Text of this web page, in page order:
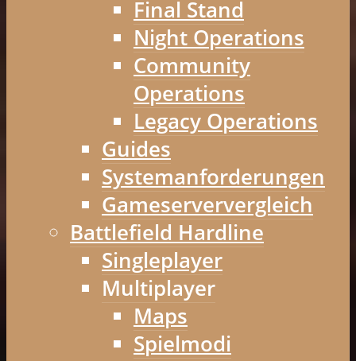
Final Stand
Night Operations
Community
Operations
Legacy Operations
Guides
Systemanforderungen
Gameserververgleich
Battlefield Hardline
Singleplayer
Multiplayer
Maps
Spielmodi